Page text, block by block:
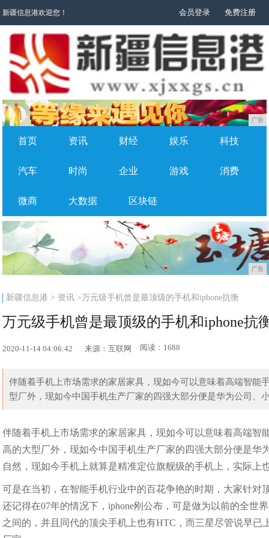
新疆信息港欢迎您！ 会员登录 免费注册
广告
首页 资讯 财经 娱乐 科技
汽车 时尚 企业 游戏 消费
微商 大数据 区块链
广告
新疆信息港 > 资讯 >万元级手机曾是最顶级的手机和iphone抗衡
万元级手机曾是最顶级的手机和iphone抗
2020-11-14 04:06:42 来源：互联网 阅读：1688
伴随着手机上市场需求的家居家具，现如今可以意味着高端智能
型厂外，现如今中国手机生产厂家的四强大部分便是华为公司、
伴随着手机上市场需求的家居家具，现如今可以意味着高端智
高的大型厂外，现如今中国手机生产厂家的四强大部分便是华
自然，现如今手机上就算是精准定位旗舰级的手机上，实际上
可是在当初，在智能手机行业中的百花争艳的时期，大家针
还记得在07年的情况下，iphone刚公布，可是做为以前的全世
之间的，并且同代的顶尖手机上也有HTC，而三星尽管说早